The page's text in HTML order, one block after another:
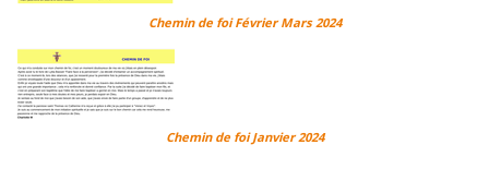
Chemin de foi Février Mars 2024
Chemin de foi Janvier 2024